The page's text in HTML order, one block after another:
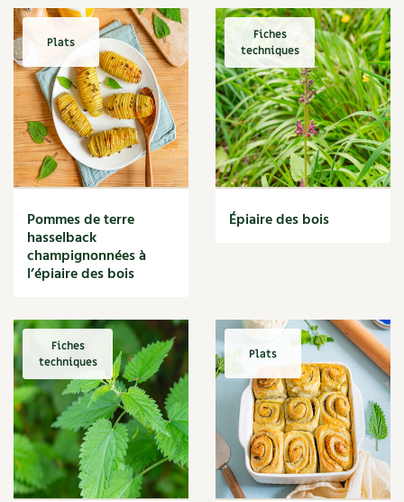
Moutarde
Multiplication
Muret
Muscade
Musique
Narcisse
Nature
Nettoyage
Nichoir
Noisette
Noix
Nourriture
Nuisibles
Numérique
Nutriments
Observation
Œuf
Oignon
Oiseaux
Olivier
Plats
Pommes de terre
hasselback
champignonnées à
l’épiaire des bois
Fiches
techniques
Épiaire des bois
Fiches
techniques
Plats